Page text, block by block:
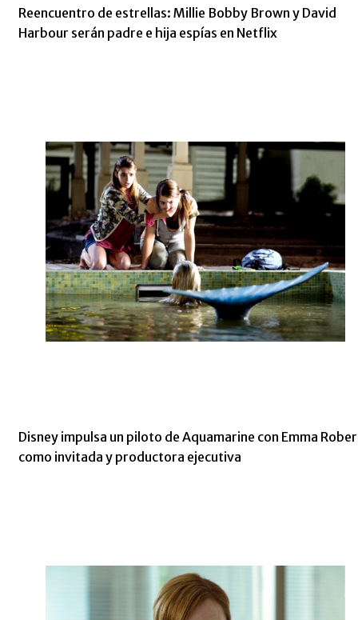
Reencuentro de estrellas: Millie Bobby Brown y David
Harbour serán padre e hija espías en Netflix
Disney impulsa un piloto de Aquamarine con Emma
como invitada y productora ejecutiva